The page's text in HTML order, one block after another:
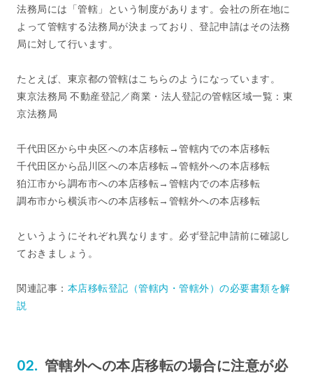
法務局には「管轄」という制度があります。会社の所在地に
よって管轄する法務局が決まっており、登記申請はその法務
局に対して行います。
たとえば、東京都の管轄はこちらのようになっています。
東京法務局 不動産登記／商業・法人登記の管轄区域一覧：東
京法務局
千代田区から中央区への本店移転→管轄内での本店移転
千代田区から品川区への本店移転→管轄外への本店移転
狛江市から調布市への本店移転→管轄内での本店移転
調布市から横浜市への本店移転→管轄外への本店移転
というようにそれぞれ異なります。必ず登記申請前に確認し
ておきましょう。
関連記事： 本店移転登記（管轄内・管轄外）の必要書類を解
説
管轄外への本店移転の場合に注意が必